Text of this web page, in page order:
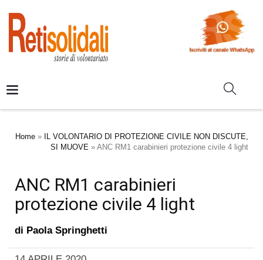
Home »
IL VOLONTARIO DI PROTEZIONE CIVILE NON DISCUTE,
SI MUOVE » ANC RM1 carabinieri protezione civile 4 light
ANC RM1 carabinieri
protezione civile 4 light
di Paola Springhetti